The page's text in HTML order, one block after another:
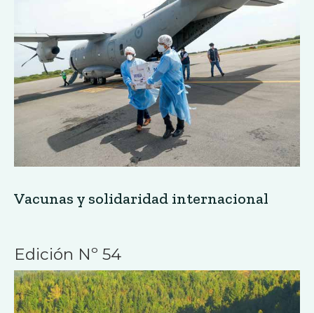
Vacunas y solidaridad internacional
Edición Nº 54